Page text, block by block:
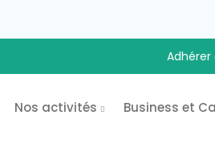
Adhérer
Nos activités Business et